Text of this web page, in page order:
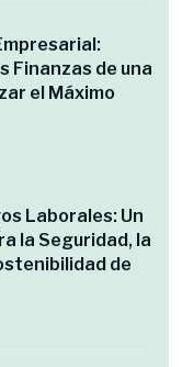
Finanzas de una
el Máximo
Laborales: Un
la Seguridad, la
de